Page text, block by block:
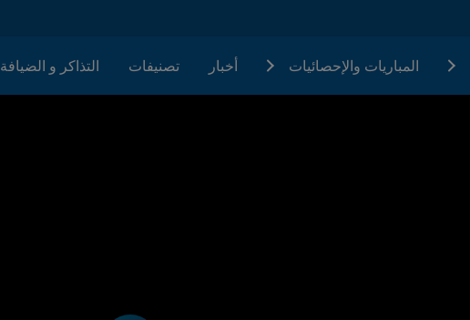
المباريات والإحصائيات أخبار تصنيفات التذاكر و الضيافة